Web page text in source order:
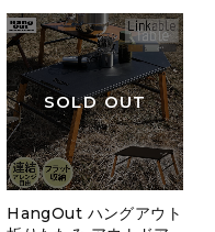
SOLD OUT
HangOut ハングアウト